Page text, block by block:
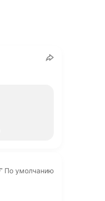
По умолчанию